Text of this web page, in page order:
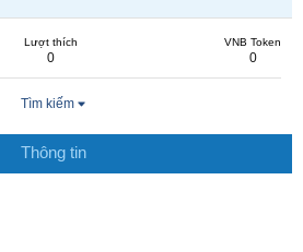
Lượt thích
0
VNB Token
0
Tìm kiếm
Thông tin